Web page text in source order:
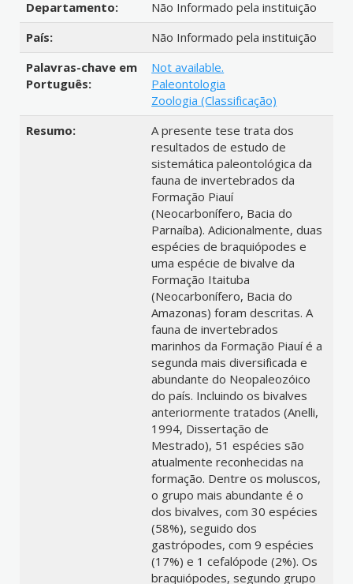
Departamento:
Não Informado pela instituição
País:
Não Informado pela instituição
Palavras-chave em
Português:
Not available.
Paleontologia
Zoologia (Classificação)
Resumo:
A presente tese trata dos
resultados de estudo de
sistemática paleontológica da
fauna de invertebrados da
Formação Piauí
(Neocarbonífero, Bacia do
Parnaíba). Adicionalmente, duas
espécies de braquiópodes e
uma espécie de bivalve da
Formação Itaituba
(Neocarbonífero, Bacia do
Amazonas) foram descritas. A
fauna de invertebrados
marinhos da Formação Piauí é a
segunda mais diversificada e
abundante do Neopaleozóico
do país. Incluindo os bivalves
anteriormente tratados (Anelli,
1994, Dissertação de
Mestrado), 51 espécies são
atualmente reconhecidas na
formação. Dentre os moluscos,
o grupo mais abundante é o
dos bivalves, com 30 espécies
(58%), seguido dos
gastrópodes, com 9 espécies
(17%) e 1 cefalópode (2%). Os
braquiópodes, segundo grupo